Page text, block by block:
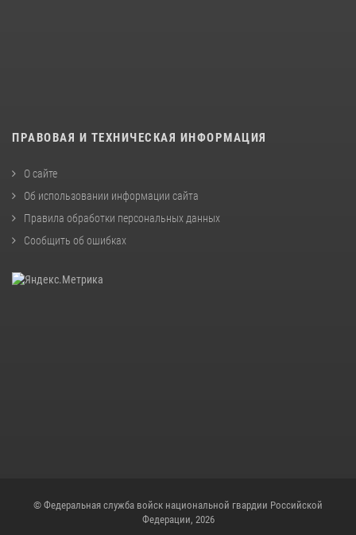
ПРАВОВАЯ И ТЕХНИЧЕСКАЯ ИНФОРМАЦИЯ
О сайте
Об использовании информации сайта
Правила обработки персональных данных
Сообщить об ошибках
© Федеральная служба войск национальной гвардии Российской
Федерации, 2026